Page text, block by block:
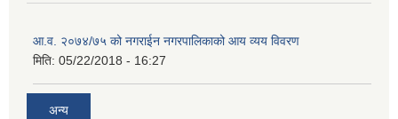
आ.व. २०७४/७५ को नगराईन नगरपालिकाको आय व्यय विवरण
मिति: 05/22/2018 - 16:27
अन्य